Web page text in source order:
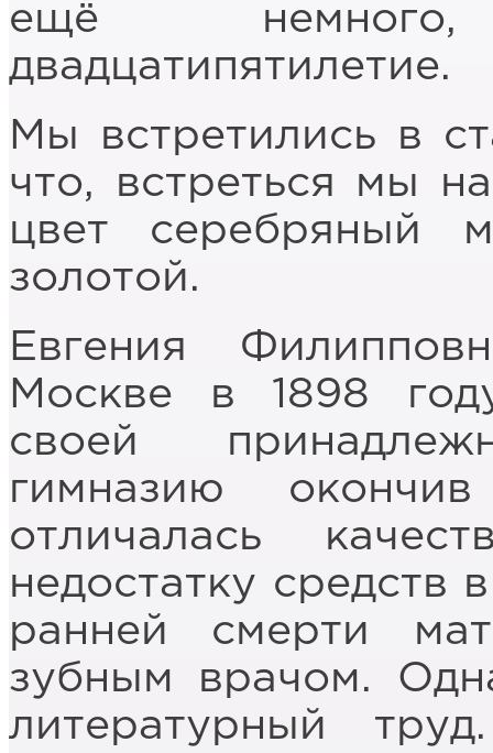
ещё
двадцатипятилетие.
Мы встретились в
что, встреться мы
цвет серебряный
золотой.
Евгения
Москве в 1898
своей
гимназию
отличалась
недостатку средств
ранней смерти
зубным врачом.
литературный